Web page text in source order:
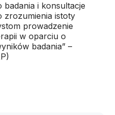
i konsultacje
zrozumienia istoty
prowadzenie
w oparciu o
badania” –